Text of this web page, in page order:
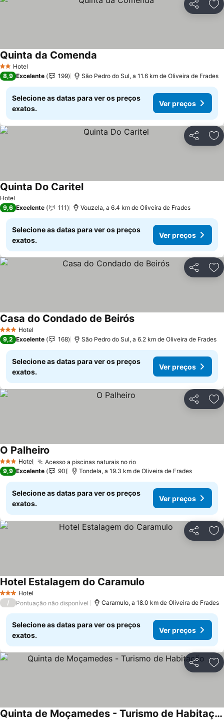
Partilhar
2 Estrelas
Hotel
Quinta da Comenda
8,9 Excelente 199 São Pedro do Sul, a 11.6 km de Oliveira de Frades
Selecione as datas para ver os preços
exatos.
Ver preços
Partilhar
Hotel
Quinta Do CaritelVer preços
9,6 Excelente 111 Vouzela, a 6.4 km de Oliveira de Frades
Selecione as datas para ver os preços
exatos.
Ver preços
Partilhar
3 EstrelasHotel
Casa do Condado de BeirósVer preços
9,2 Excelente 168 São Pedro do Sul, a 6.2 km de Oliveira de Frades
Selecione as datas para ver os preços
exatos.
Ver preços
Partilhar
3 EstrelasHotel Acesso a piscinas naturais no rioVer preços
O Palheiro
9,9 Excelente 90 Tondela, a 19.3 km de Oliveira de Frades
Selecione as datas para ver os preços
exatos.
Ver preços
Partilhar
3 EstrelasHotel
Hotel Estalagem do Caramulo
/ Pontuação não disponível Caramulo, a 18.0 km de Oliveira de Frades
Selecione as datas para ver os preços
exatos.
Ver preços
Partilhar
Quinta de Moçamedes - Turismo de Habitação